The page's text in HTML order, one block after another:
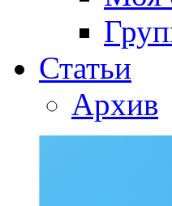
Статьи
Архив